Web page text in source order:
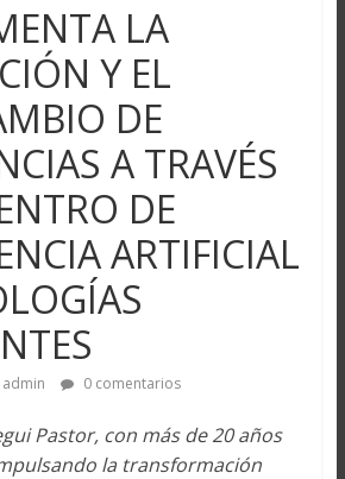
LA
Y EL
DE
A TRAVÉS
DE
ARTIFICIAL
admin 0 comentarios
Pastor, con más de 20 años
la transformación